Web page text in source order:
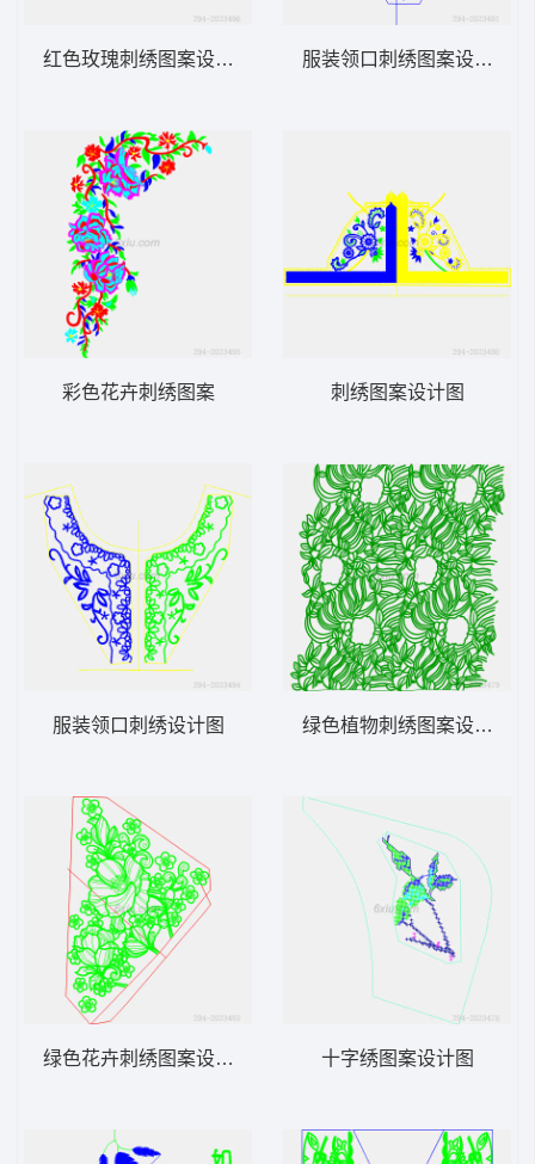
红色玫瑰刺绣图案设计图
彩色花卉刺绣图案
服装领口刺绣设计图
绿色花卉刺绣图案设计图
服装领口刺绣图案设计图
刺绣图案设计图
绿色植物刺绣图案设计图
十字绣图案设计图